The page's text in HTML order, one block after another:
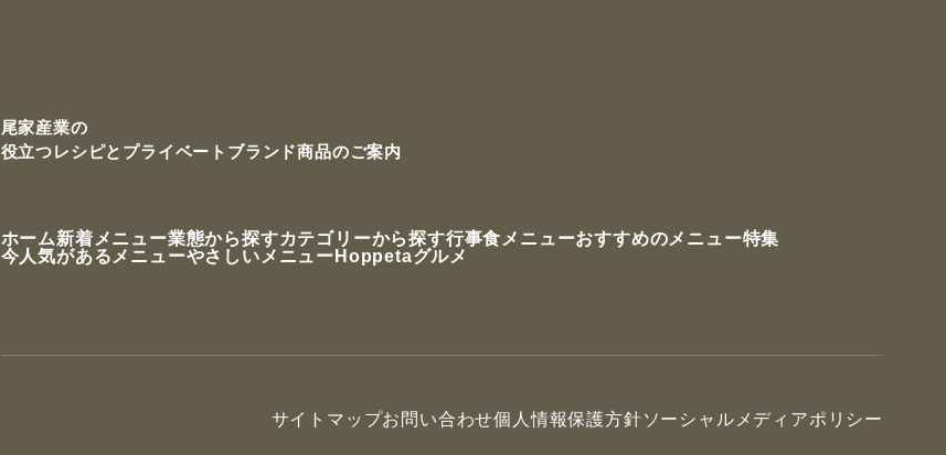
尾家産業の
役立つレシピと プライベートブランド商品のご案内
ホーム新着メニュー業態から探すカテゴリーから探す行事食メニューおすすめのメニュー特集
今人気があるメニューやさしいメニュー Hoppetaグルメ
サイトマップお問い合わせ個人情報保護方針ソーシャルメディアポリシー